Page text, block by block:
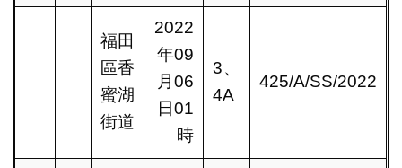
福田
區香
蜜湖
街道
2022
年09
月06
日01
時
3、
4A
425/A/SS/2022